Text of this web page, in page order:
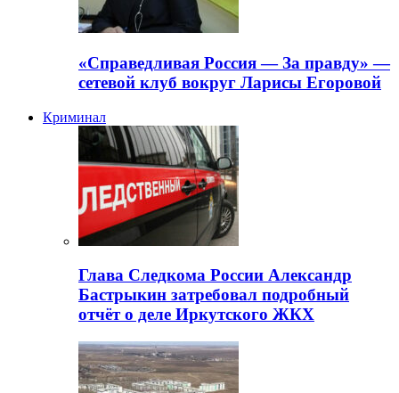
«Справедливая Россия — За правду» —
сетевой клуб вокруг Ларисы Егоровой
Криминал
Глава Следкома России Александр
Бастрыкин затребовал подробный
отчёт о деле Иркутского ЖКХ